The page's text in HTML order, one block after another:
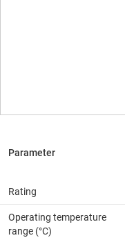
Rating
Operating temperature
range (°C)